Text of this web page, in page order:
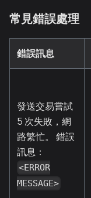
常見錯誤處理
錯誤訊息
發送交易嘗試
5 次失敗，網
路繁忙。 錯誤
訊息：
<ERROR
MESSAGE>